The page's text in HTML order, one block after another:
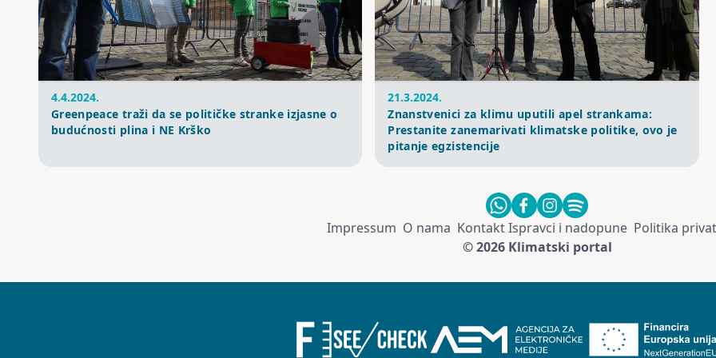
4.4.2024.
Greenpeace traži da se političke stranke izjasne o
budućnosti plina i NE Krško
21.3.2024.
Znanstvenici za klimu uputili apel strankama:
Prestanite zanemarivati klimatske politike, ovo je
pitanje egzistencije
Impressum O nama KontaktIspravci i nadopune Politika
© 2026 Klimatski portal